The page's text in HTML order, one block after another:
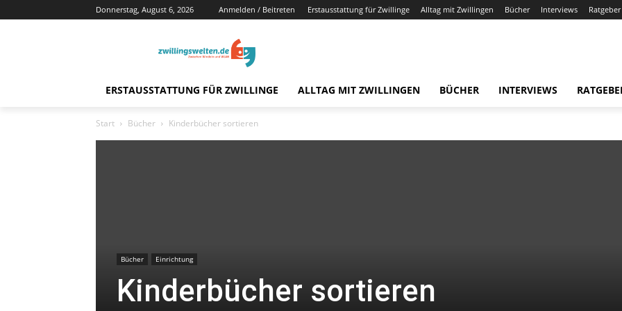
Donnerstag, August 6, 2026 Anmelden / Beitreten Erstausstattung für Zwillinge Alltag mit Zwillingen Bücher Interviews Ratgeber
ERSTAUSSTATTUNG FÜR ZWILLINGE ALLTAG MIT ZWILLINGEN BÜCHER INTERVIEWS
Start Bücher Kinderbücher sortieren
Bücher Einrichtung
Kinderbücher sortieren